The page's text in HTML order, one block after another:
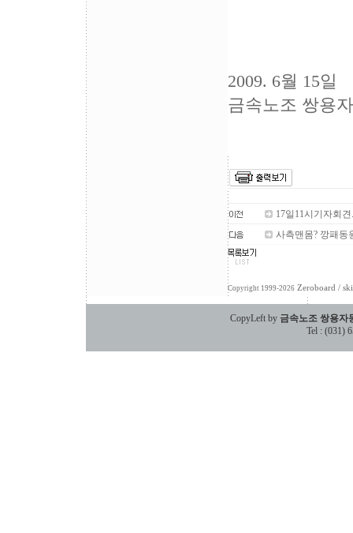
2009. 6월 15일
금속노조 쌍용
17일11시기자회
사측맨몸? 깡패
Copyright 1999-2026 Zeroboard /
CopyLeft by 금속노조 쌍용자
Tel : (031)